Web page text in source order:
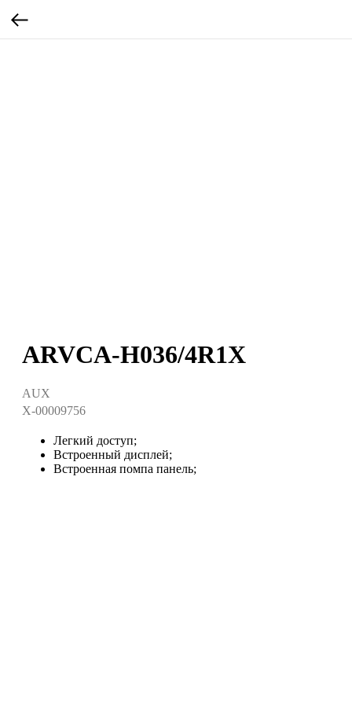
ARVCA-H036/4R1X
AUX
X-00009756
Легкий доступ;
Встроенный дисплей;
Встроенная помпа панель;